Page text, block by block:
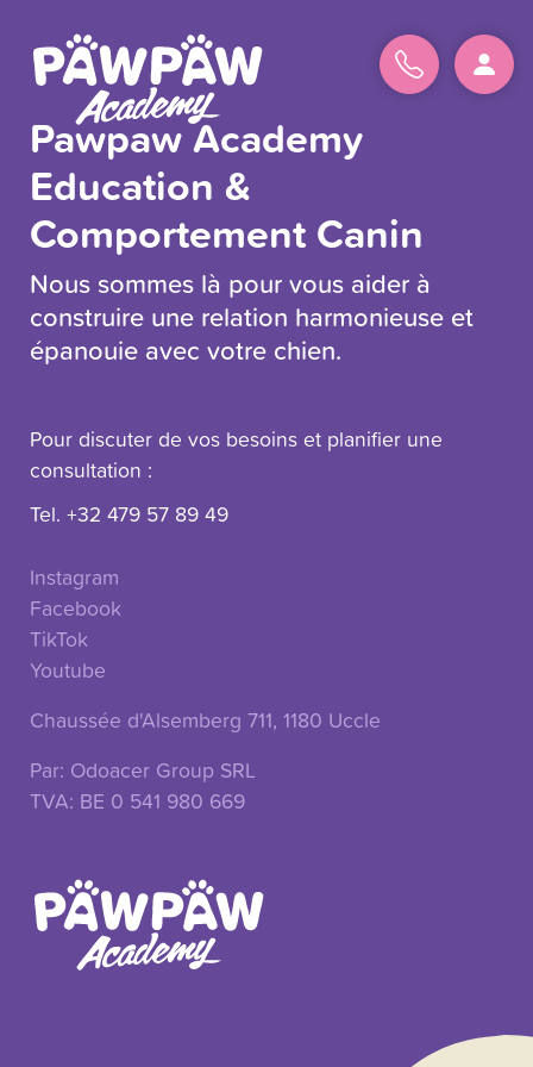
Pawpaw Academy
Education &
Comportement Canin
Nous sommes là pour vous aider à
construire une relation harmonieuse et
épanouie avec votre chien.
Pour discuter de vos besoins et planifier une
consultation :
Tel. +32 479 57 89 49
Instagram
Facebook
TikTok
Youtube
Chaussée d'Alsemberg 711, 1180 Uccle
Par: Odoacer Group SRL
TVA: BE 0 541 980 669